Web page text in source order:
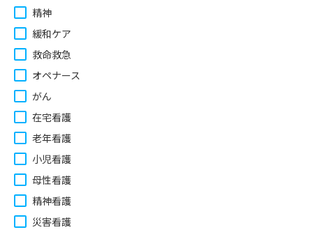
精神
緩和ケア
救命救急
オペナース
がん
在宅看護
老年看護
小児看護
母性看護
精神看護
災害看護